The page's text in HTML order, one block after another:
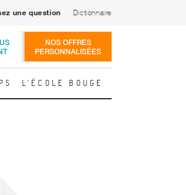
une question Dictionnaire
NOS OFFRES
PERSONNALISÉES
L'ÉCOLE BOUGE